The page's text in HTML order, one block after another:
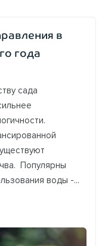
в
года
сада
Популярны
воды -...